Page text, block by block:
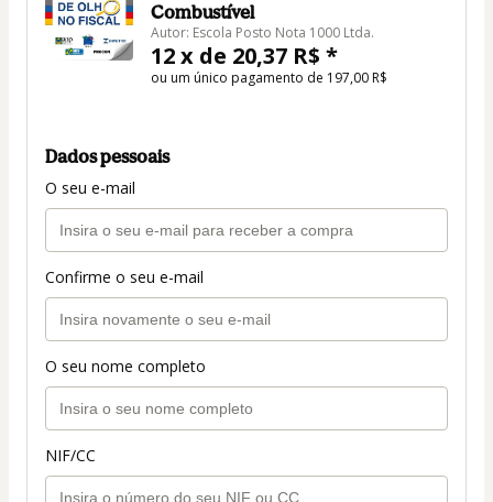
Combustível
Autor: Escola Posto Nota 1000 Ltda.
12 x de 20,37 R$ *
ou um único pagamento de 197,00 R$
Dados pessoais
O seu e-mail
Confirme o seu e-mail
O seu nome completo
NIF/CC